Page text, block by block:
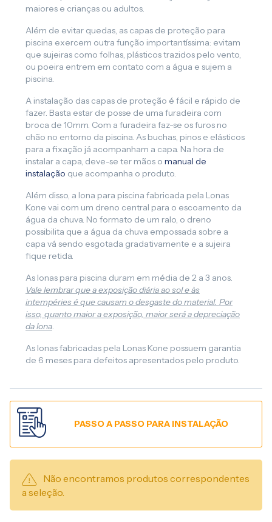
maiores e crianças ou adultos.
Além de evitar quedas, as capas de proteção para
piscina exercem outra função importantíssima: evitam
que sujeiras como folhas, plásticos trazidos pelo vento,
ou poeira entrem em contato com a água e sujem a
piscina.
A instalação das capas de proteção é fácil e rápido de
fazer. Basta estar de posse de uma furadeira com
broca de 10mm. Com a furadeira faz-se os furos no
chão no entorno da piscina. As buchas, pinos e elásticos
para a fixação já acompanham a capa. Na hora de
instalar a capa, deve-se ter mãos o manual de
instalação que acompanha o produto.
Além disso, a lona para piscina fabricada pela Lonas
Kone vai com um dreno central para o escoamento da
água da chuva. No formato de um ralo, o dreno
possibilita que a água da chuva empossada sobre a
capa vá sendo esgotada gradativamente e a sujeira
fique retida.
As lonas para piscina duram em média de 2 a 3 anos.
Vale lembrar que a exposição diária ao sol e às
intempéries é que causam o desgaste do material. Por
isso, quanto maior a exposição, maior será a depreciação
da lona.
As lonas fabricadas pela Lonas Kone possuem garantia
de 6 meses para defeitos apresentados pelo produto.
Não encontramos produtos correspondentes
a seleção.
PASSO A PASSO PARA INSTALAÇÃO